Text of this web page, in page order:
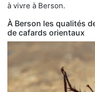
à vivre à Berson.
À Berson les qualités
de cafards orientaux